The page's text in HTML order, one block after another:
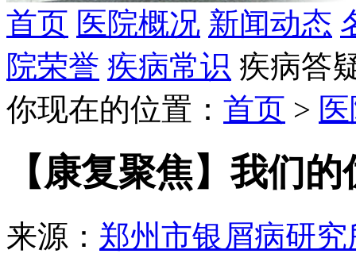
首页 医院概况 新闻动态
院荣誉 疾病常识 疾病答
你现在的位置： 首页 >
【康复聚焦】我们
来源： 郑州市银屑病研究